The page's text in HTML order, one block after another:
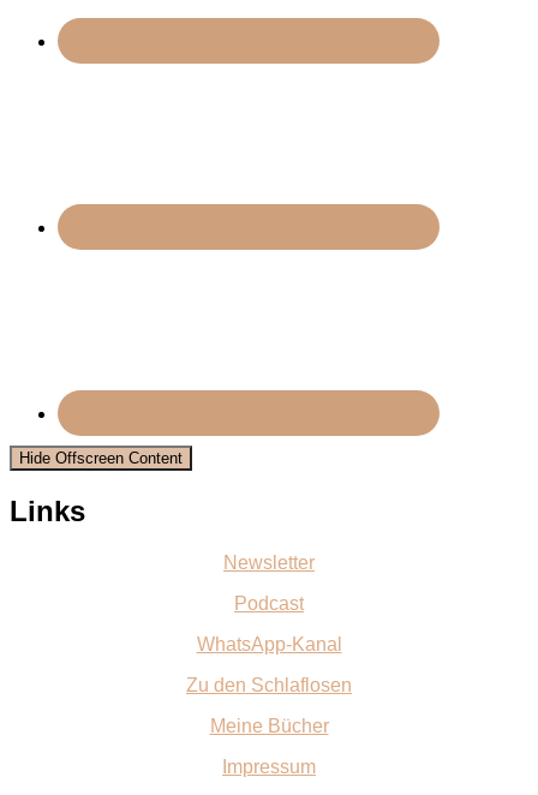
Hide Offscreen Content
Links
Newsletter
Podcast
WhatsApp-Kanal
Zu den Schlaflosen
Meine Bücher
Impressum